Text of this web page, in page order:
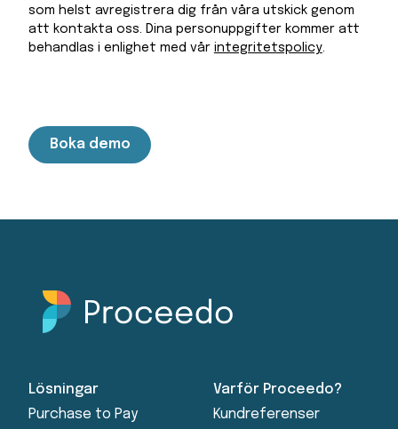
som helst avregistrera dig från våra utskick genom
att kontakta oss. Dina personuppgifter kommer att
behandlas i enlighet med vår integritetspolicy.
Lösningar
Purchase to Pay
Varför Proceedo?
Kundreferenser